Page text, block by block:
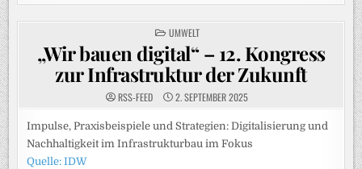
POSTED
IN
UMWELT
„Wir bauen digital“ – 12. Kongress
zur Infrastruktur der Zukunft
RSS-FEED 2. SEPTEMBER 2025
Impulse, Praxisbeispiele und Strategien: Digitalisierung und
Nachhaltigkeit im Infrastrukturbau im Fokus
Quelle: IDW